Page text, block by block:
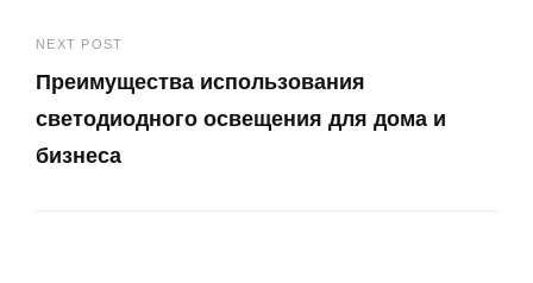
Post
NEXT POST
Преимущества использования
светодиодного освещения для дома и
бизнеса